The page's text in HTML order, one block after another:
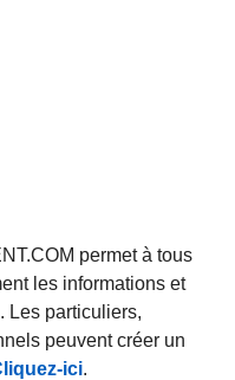
permet à tous
les informations et
Les particuliers,
peuvent créer un
ici.